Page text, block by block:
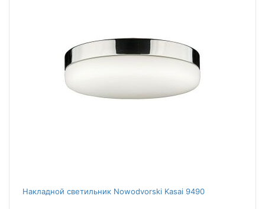
Накладной светильник Nowodvorski Kasai 9490